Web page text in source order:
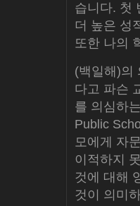
습니다. 첫
더 높은 성
또한 나의
(백일해)의
다고 파슨
를 의심하
Public
모에게 자
이적하지
것에 대해
것이 의미